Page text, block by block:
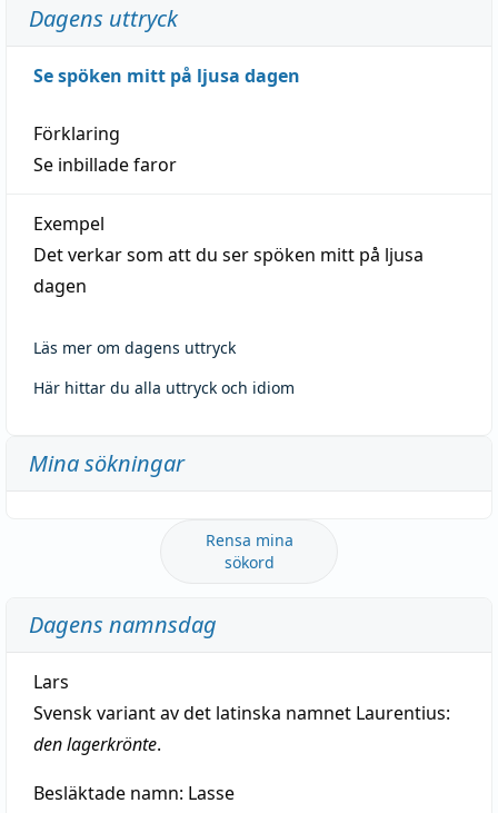
Dagens uttryck
Se spöken mitt på ljusa dagen
Förklaring
Se inbillade faror
Exempel
Det verkar som att du ser spöken mitt på ljusa
dagen
Läs mer om dagens uttryck
Här hittar du alla uttryck och idiom
Mina sökningar
Rensa mina
sökord
Dagens namnsdag
Lars
Svensk variant av det latinska namnet Laurentius:
den lagerkrönte.
Besläktade namn: Lasse